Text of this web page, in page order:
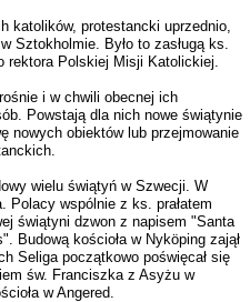
katolików, protestancki uprzednio,
Sztokholmie. Było to zasługą ks.
rektora Polskiej Misji Katolickiej.
i w chwili obecnej ich
Powstają dla nich nowe świątynie
nowych obiektów lub przejmowanie
wielu świątyń w Szwecji. W
Polacy wspólnie z ks. prałatem
świątyni dzwon z napisem "Santa
Budową kościoła w Nyköping zajął
Seliga początkowo poświęcał się
św. Franciszka z Asyżu w
w Angered.